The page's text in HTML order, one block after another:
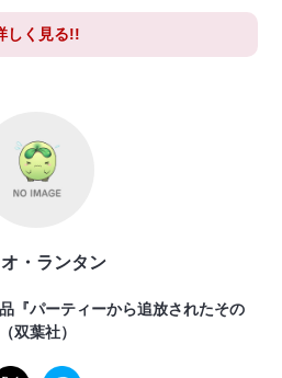
しく見る!!
・ランタン
『パーティーから追放されたその
双葉社）